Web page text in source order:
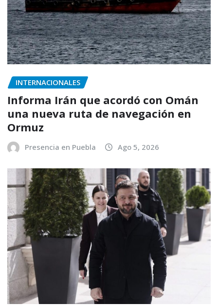
INTERNACIONALES
Informa Irán que acordó con Omán
una nueva ruta de navegación en
Ormuz
Presencia en Puebla Ago 5, 2026